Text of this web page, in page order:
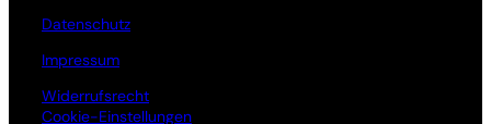
Datenschutz
Impressum
Widerrufsrecht
Cookie-Einstellungen